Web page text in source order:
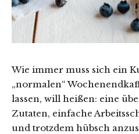
Wie immer muss sich ein
„normalen“
lassen, will heißen: eine
Zutaten, einfache
und trotzdem hübsch